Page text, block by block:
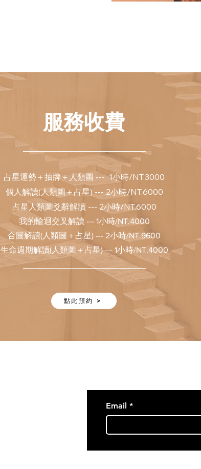
服務收費
______________________________
占星運勢＋抽牌＋人類圖 ---1小時/NT.3000
個人解讀(人類圖＋占星) --- 2小時/NT.6000
占星人類圖爻辭解讀 --- 2小時/NT.6000
我的輪迴交叉解讀 --- 1小時/NT.4000
合圖解讀(人類圖＋占星) --- 2小時/NT.9600
生命週期解讀(人類圖＋占星) --- 1小時/NT.4000
______________________________
點此預約 >
Email